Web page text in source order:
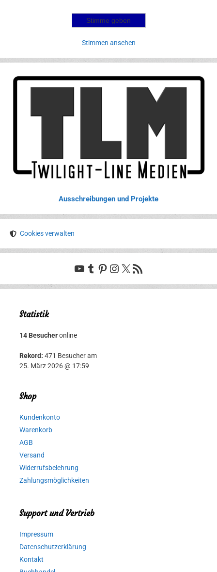
Stimmen ansehen
Ausschreibungen und Projekte
Cookies verwalten
YouTube
Tumblr
Pinterest
Instagram
X RSS-Feed
Statistik
14 Besucheronline
Rekord: 471 Besucher am
25. März 2026 @ 17:59
Shop
Kundenkonto
Warenkorb
AGB
Versand
Widerrufsbelehrung
Zahlungsmöglichkeiten
Support und Vertrieb
Impressum
Datenschutzerklärung
Kontakt